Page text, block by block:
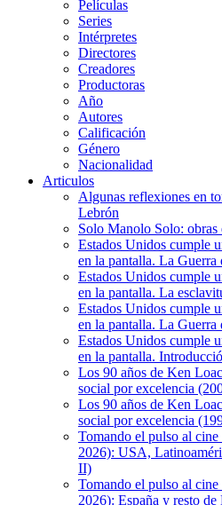
Películas
Series
Intérpretes
Directores
Creadores
Productoras
Año
Autores
Calificación
Género
Nacionalidad
Articulos
Algunas reflexiones en
Lebrón
Solo Manolo Solo: obras
Estados Unidos cumple
en la pantalla. La Guerra
Estados Unidos cumple
en la pantalla. La
Estados Unidos cumple
en la pantalla. La
Estados Unidos cumple
en la pantalla.
Los 90 años de Ken
social por excelencia
Los 90 años de Ken
social por excelencia
Tomando el pulso al
2026): USA,
II)
Tomando el pulso al
2026): España y resto